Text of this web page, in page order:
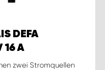
DEFA
16 A
zwei Stromquellen